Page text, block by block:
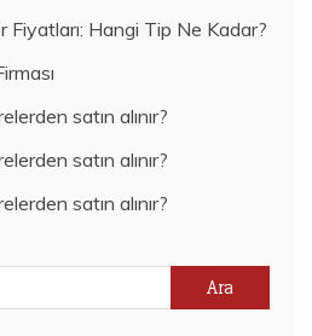
Fiyatları: Hangi Tip Ne Kadar?
satın alınır?
satın alınır?
satın alınır?